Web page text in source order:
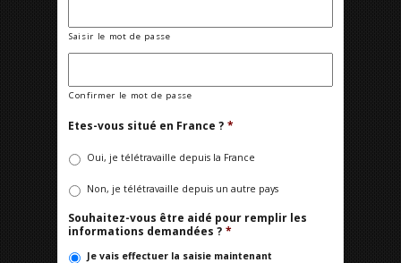
Saisir le mot de passe
Confirmer le mot de passe
Etes-vous situé en France ? *
Oui, je télétravaille depuis la France
Non, je télétravaille depuis un autre pays
Souhaitez-vous être aidé pour remplir les
informations demandées ? *
Je vais effectuer la saisie maintenant